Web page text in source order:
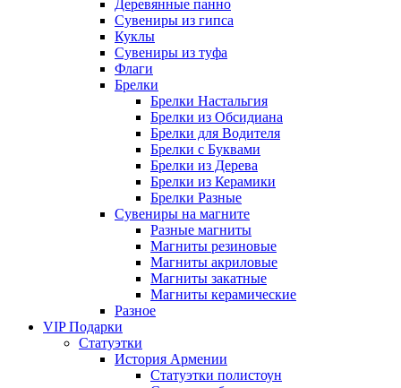
Деревянные панно
Сувениры из гипса
Куклы
Сувениры из туфа
Флаги
Брелки
Брелки Настальгия
Брелки из Обсидиана
Брелки для Водителя
Брелки с Буквами
Брелки из Дерева
Брелки из Керамики
Брелки Разные
Сувениры на магните
Разные магниты
Магниты резиновые
Магниты акриловые
Магниты закатные
Магниты керамические
Разное
VIP Подарки
Статуэтки
История Армении
Статуэтки полистоун